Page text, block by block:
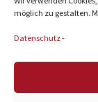
möglich zu gestalten.
Datenschutz-